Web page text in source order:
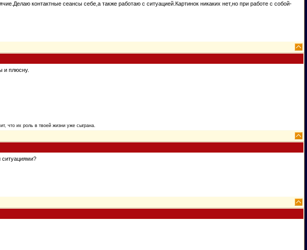
контактные сеансы себе,а также работаю с ситуацией.Картинок никаких нет,но при работе с собой-
и плюсну.
что их роль в твоей жизни уже сыграна.
ситуациями?